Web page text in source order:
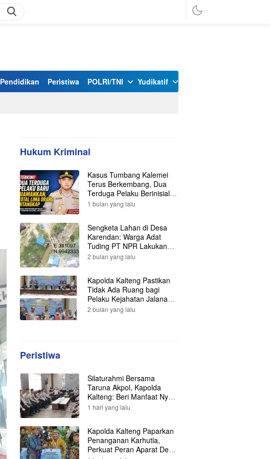
Pendidikan Peristiwa POLRI/TNI Yudikatif
Hukum Kriminal
Kasus Tumbang Kalemei
Terus Berkembang, Dua
Terduga Pelaku Berinisial Y
dan L Ditangkap, Total Lima
1 bulan yang lalu
Sengketa Lahan di Desa
Karendan: Warga Adat
Tuding PT NPR Lakukan
Pengrusakan, Minta
2 bulan yang lalu
Kapolda Kalteng Pastikan
Tidak Ada Ruang bagi
Pelaku Kejahatan Jalanan,
121 Kasus Terungkap dan
2 bulan yang lalu
Peristiwa
Silaturahmi Bersama
Taruna Akpol, Kapolda
Kalteng: Beri Manfaat Nyata
dan Inspiratif Bagi Siswa di
1 hari yang lalu
Kapolda Kalteng Paparkan
Penanganan Karhutla,
Perkuat Peran Aparat Desa